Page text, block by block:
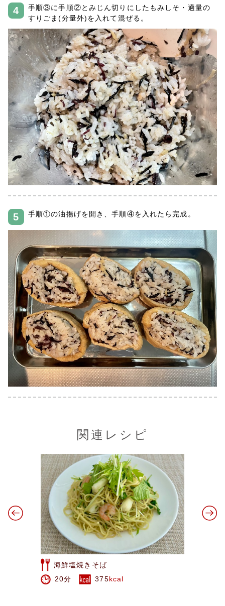
手順③に手順②とみじん切りにしたもみしそ・適量の
すりごま(分量外)を入れて混ぜる。
手順①の油揚げを開き、手順④を入れたら完成。
関連レシピ
干し柿のシナモンバタートースト
5分
419kcal